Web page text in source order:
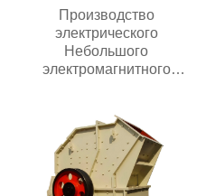
Производство
электрического
Небольшого
электромагнитного
питателя с контроллером